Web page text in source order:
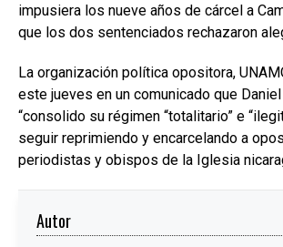
impusiera los nueve años de cárcel a
que los dos sentenciados rechazaron
La organización política opositora,
este jueves en un comunicado que
“consolido su régimen “totalitario” e
seguir reprimiendo y encarcelando a
periodistas y obispos de la Iglesia
Autor